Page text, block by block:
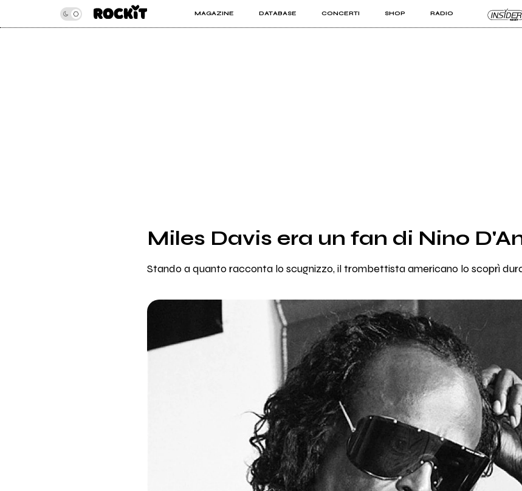
MAGAZINE DATABASE CONCERTI SHOP RADIO
INSIDER ROCKIT PRO
Miles Davis era un fan di Nino
Stando a quanto racconta lo scugnizzo, il trombettista americano lo scoprì